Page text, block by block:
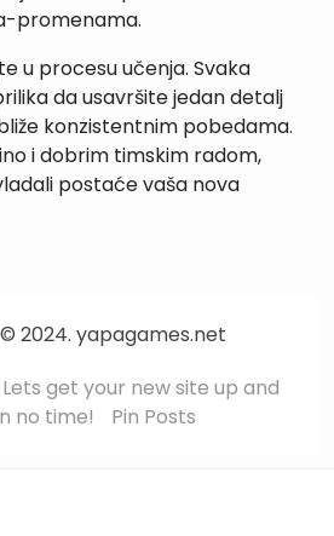
promenama.
u procesu učenja. Svaka
da usavršite jedan detalj
konzistentnim pobedama.
i dobrim timskim radom,
postaće vaša nova
2024. yapagames.net
Lets get your new site up and
no time!
Pin Posts